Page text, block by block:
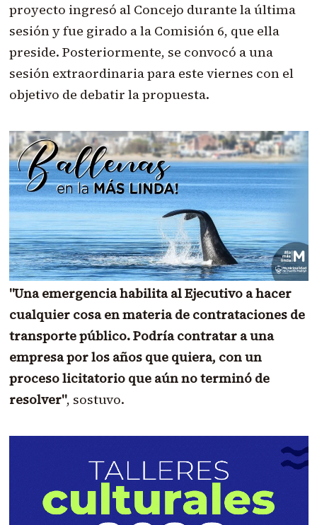
proyecto ingresó al Concejo durante la última
sesión y fue girado a la Comisión 6, que ella
preside. Posteriormente, se convocó a una
sesión extraordinaria para este viernes con el
objetivo de debatir la propuesta.
"Una emergencia habilita al Ejecutivo a hacer
cualquier cosa en materia de contrataciones de
transporte público. Podría contratar a una
empresa por los años que quiera, con un
proceso licitatorio que aún no terminó de
resolver", sostuvo.